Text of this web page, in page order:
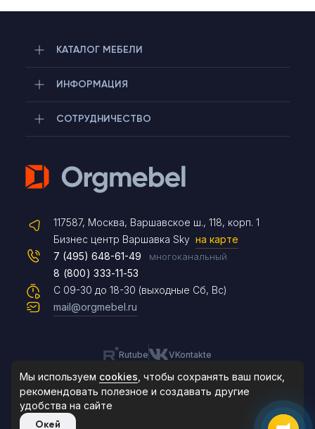
КАТАЛОГ МЕБЕЛИ
ИНФОРМАЦИЯ
СОТРУДНИЧЕСТВО
117587, Москва, Варшавское ш., 118, корп. 1
Бизнес центр Варшавка Sky на карте
С 09-30 до 18-30 (выходные Сб, Вс)
7 (495) 648-61-49 многоканальный
8 (800) 333-11-53
mail@orgmebel.ru
Rutube VKontakte
Telegram
Max
Чат на сайте
8 (495) 183-47-87
По будням с 09:30 до 18:30
Мы используем cookies , чтобы сохранять ваш поиск,
рекомендовать полезное и создавать другие
удобства на сайте
Окей